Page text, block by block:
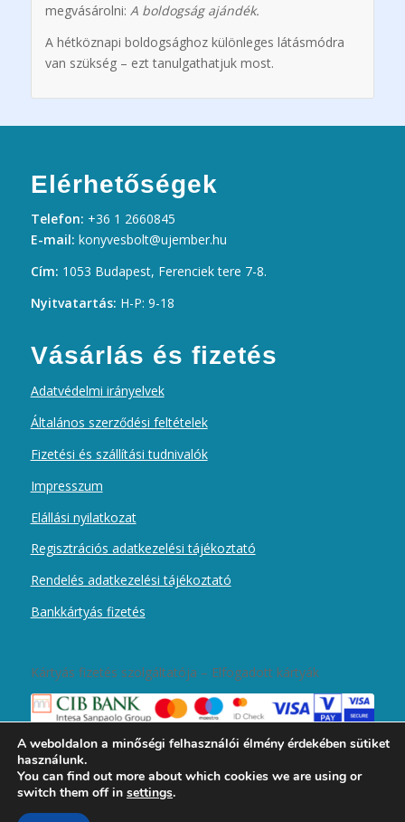
megvásárolni: A boldogság ajándék.
A hétköznapi boldogsághoz különleges látásmódra
van szükség – ezt tanulgathatjuk most.
Elérhetőségek
Telefon: +36 1 2660845
E-mail: konyvesbolt@ujember.hu
Cím: 1053 Budapest, Ferenciek tere 7-8.
Nyitvatartás: H-P: 9-18
Vásárlás és fizetés
Adatvédelmi irányelvek
Általános szerződési feltételek
Fizetési és szállítási tudnivalók
Impresszum
Elállási nyilatkozat
Regisztrációs adatkezelési tájékoztató
Rendelés adatkezelési tájékoztató
Bankkártyás fizetés
Kártyás fizetés szolgáltatója – Elfogadott kártyák
2019 © Copyright - Magyar Kurír Újember wobbolt -
A weboldalon a minőségi felhasználói élmény érdekében sütiket
használunk.
You can find out more about which cookies we are using or
switch them off in settings.